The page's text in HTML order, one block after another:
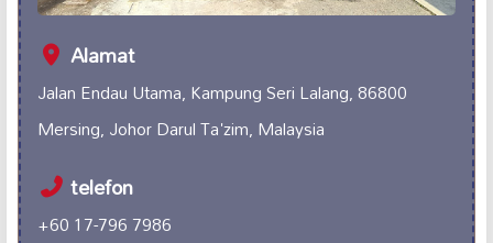
Alamat
Jalan Endau Utama, Kampung Seri Lalang, 86800
Mersing, Johor Darul Ta'zim, Malaysia
telefon
+60 17-796 7986